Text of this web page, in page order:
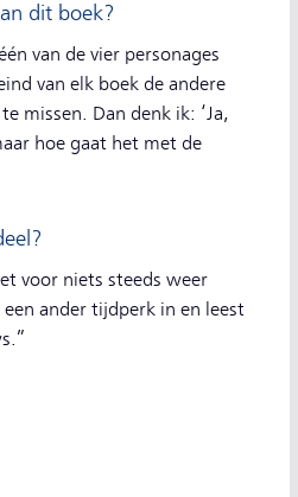
dit boek?
van de vier personages
van elk boek de andere
missen. Dan denk ik: ‘Ja,
hoe gaat het met de
voor niets steeds weer
ander tijdperk in en leest